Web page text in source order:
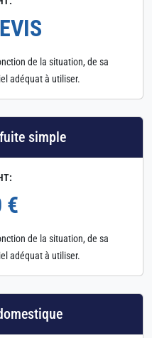
de la situation, de sa
adéquat à utiliser.
simple
€
de la situation, de sa
adéquat à utiliser.